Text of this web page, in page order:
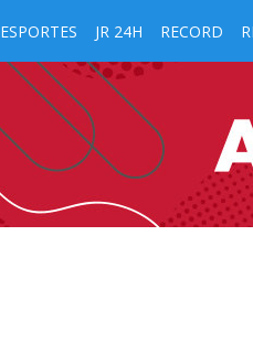
ESPORTES JR 24H RECORD